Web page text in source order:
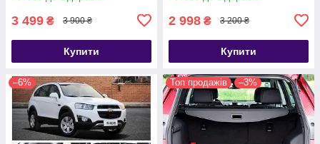
3 499 ₴ 3 900 ₴
Купити
2 998 ₴ 3 200 ₴
Купити
–6% Топ продажів –3%